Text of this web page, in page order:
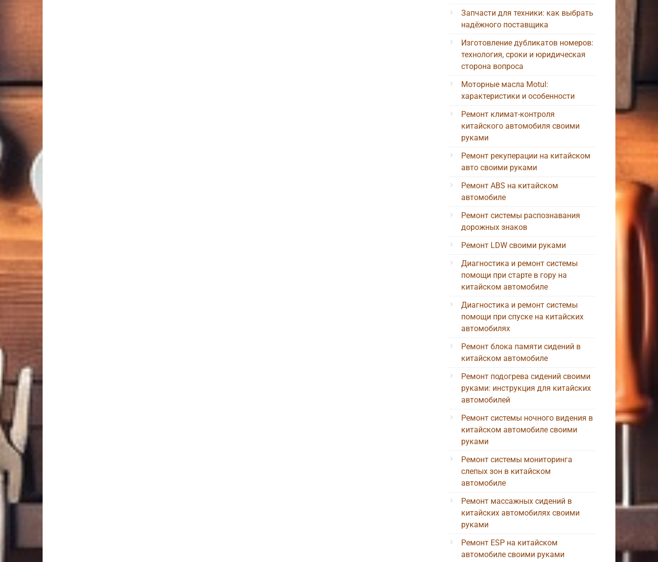
Запчасти для техники: как выбрать
надёжного поставщика
Изготовление дубликатов номеров:
технология, сроки и юридическая
сторона вопроса
Моторные масла Motul:
характеристики и особенности
Ремонт климат-контроля
китайского автомобиля своими
руками
Ремонт рекуперации на китайском
авто своими руками
Ремонт ABS на китайском
автомобиле
Ремонт системы распознавания
дорожных знаков
Ремонт LDW своими руками
Диагностика и ремонт системы
помощи при старте в гору на
китайском автомобиле
Диагностика и ремонт системы
помощи при спуске на китайских
автомобилях
Ремонт блока памяти сидений в
китайском автомобиле
Ремонт подогрева сидений своими
руками: инструкция для китайских
автомобилей
Ремонт системы ночного видения в
китайском автомобиле своими
руками
Ремонт системы мониторинга
слепых зон в китайском
автомобиле
Ремонт массажных сидений в
китайских автомобилях своими
руками
Ремонт ESP на китайском
автомобиле своими руками